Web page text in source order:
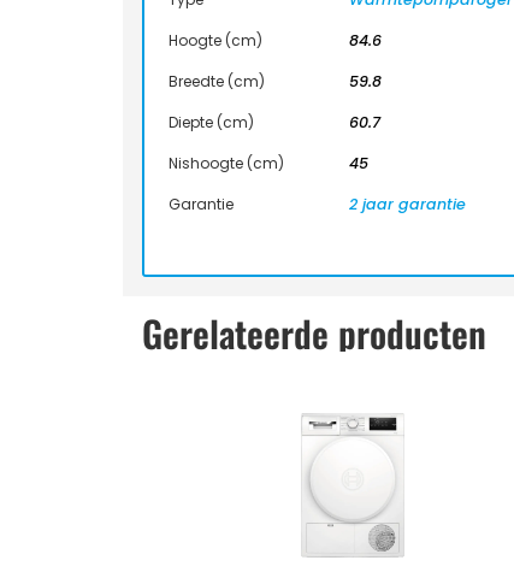
Hoogte (cm)
84.6
Breedte (cm)
59.8
Diepte (cm)
60.7
Nishoogte (cm)
45
Garantie
2 jaar garantie
Gerelateerde producten